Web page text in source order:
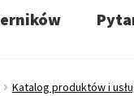
Katalog produktów i